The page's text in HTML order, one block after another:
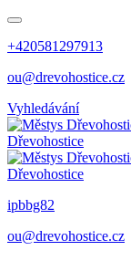
+420581297913
ou@drevohostice.cz
Vyhledávání
Dřevohostice
Dřevohostice
ipbbg82
ou@drevohostice.cz